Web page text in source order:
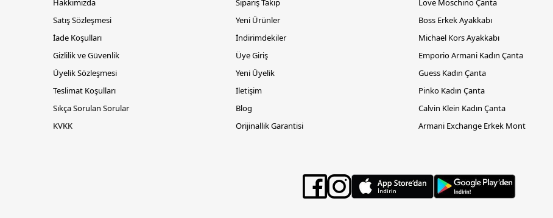
Hakkımızda
Satış Sözleşmesi
İade Koşulları
Gizlilik ve Güvenlik
Üyelik Sözleşmesi
Teslimat Koşulları
Sıkça Sorulan Sorular
KVKK
Sipariş Takip
Yeni Ürünler
İndirimdekiler
Üye Giriş
Yeni Üyelik
İletişim
Blog
Orijinallik Garantisi
Love Moschino Çanta
Boss Erkek Ayakkabı
Michael Kors Ayakkabı
Emporio Armani Kadın Çanta
Guess Kadın Çanta
Pinko Kadın Çanta
Calvin Klein Kadın Çanta
Armani Exchange Erkek Mont